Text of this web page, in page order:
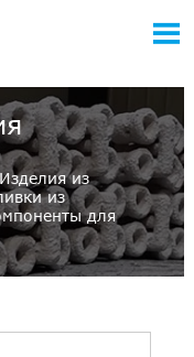

Изделия из
из
для